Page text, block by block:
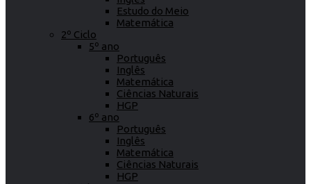
Estudo do Meio
Matemática
2º Ciclo
5º ano
Português
Inglês
Matemática
Ciências Naturais
HGP
6º ano
Português
Inglês
Matemática
Ciências Naturais
HGP